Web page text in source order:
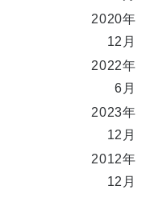
2020年
12月
2022年
6月
2023年
12月
2012年
12月